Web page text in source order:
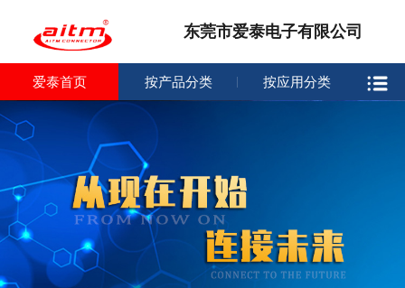
东莞市爱泰电子有限公司
爱泰首页 按产品分类 按应用分类